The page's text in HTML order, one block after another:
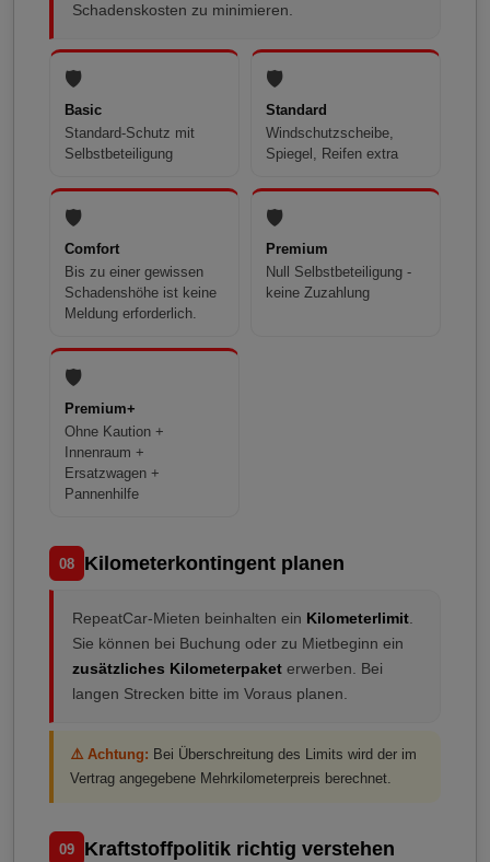
Schadenskosten zu minimieren.
🛡️
Basic
Standard-Schutz mit
Selbstbeteiligung
🛡️
Standard
Windschutzscheibe,
Spiegel, Reifen extra
🛡️
Comfort
Bis zu einer gewissen
Schadenshöhe ist keine
Meldung erforderlich.
🛡️
Premium
Null Selbstbeteiligung -
keine Zuzahlung
🛡️
Premium+
Ohne Kaution +
Innenraum +
Ersatzwagen +
Pannenhilfe
08 Kilometerkontingent planen
RepeatCar-Mieten beinhalten ein Kilometerlimit
Sie können bei Buchung oder zu Mietbeginn ein
zusätzliches Kilometerpaket erwerben. Bei
langen Strecken bitte im Voraus planen.
⚠️ Achtung: Bei Überschreitung des Limits wird der im
Vertrag angegebene Mehrkilometerpreis berechnet.
09 Kraftstoffpolitik richtig verstehen